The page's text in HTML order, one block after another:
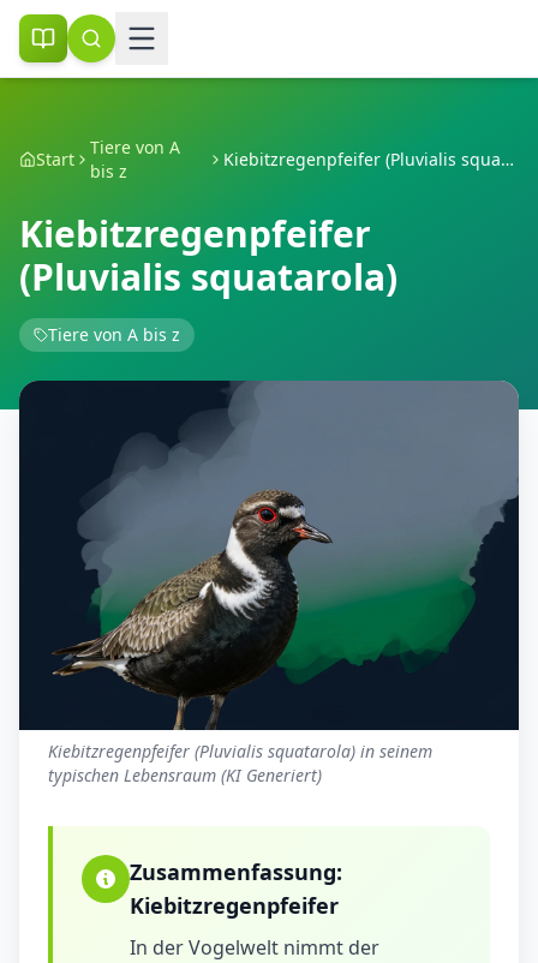
Start
Tiere von A
bis z
Kiebitzregenpfeifer (Pluvialis squatarola)
Kiebitzregenpfeifer
(Pluvialis squatarola)
Tiere von A bis z
Kiebitzregenpfeifer (Pluvialis squatarola) in seinem
typischen Lebensraum (KI Generiert)
Zusammenfassung:
Kiebitzregenpfeifer
In der Vogelwelt nimmt der